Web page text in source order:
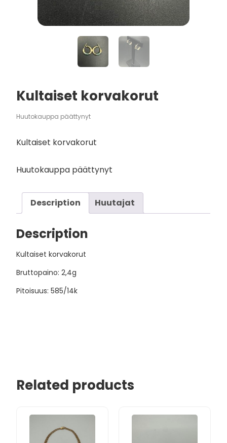
Kultaiset korvakorut
Huutokauppa päättynyt
Kultaiset korvakorut
Huutokauppa päättynyt
Description Huutajat
Description
Kultaiset korvakorut
Bruttopaino: 2,4g
Pitoisuus: 585/14k
Related products